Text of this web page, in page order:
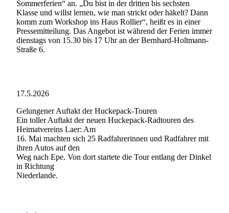
Sommerferien“ an. „Du bist in der dritten bis sechsten
Klasse und willst lernen, wie man strickt oder häkelt? Dann
komm zum Workshop ins Haus Rollier“, heißt es in einer
Pressemitteilung. Das Angebot ist während der Ferien immer
dienstags von 15.30 bis 17 Uhr an der Bernhard-Holtmann-
Straße 6.
17.5.2026
Gelungener Auftakt der Huckepack-Touren
Ein toller Auftakt der neuen Huckepack-Radtouren des
Heimatvereins Laer: Am
16. Mai machten sich 25 Radfahrerinnen und Radfahrer mit
ihren Autos auf den
Weg nach Epe. Von dort startete die Tour entlang der Dinkel
in Richtung
Niederlande.